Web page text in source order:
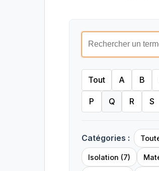
Tout A B
P Q R S
Catégories :
Isolation (7)